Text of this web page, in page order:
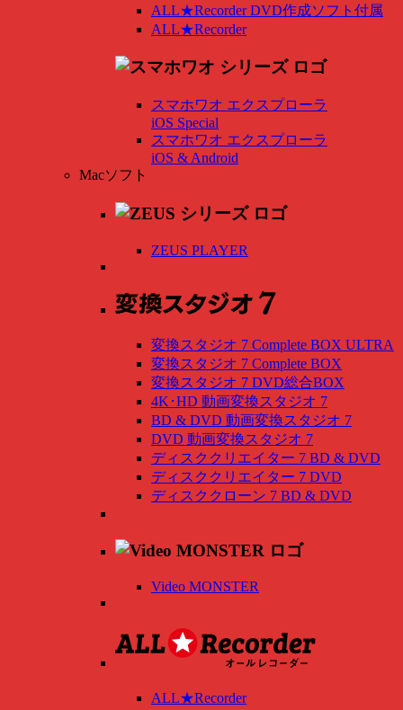
ALL★Recorder DVD作成ソフト付属
ALL★Recorder
スマホワオ エクスプローラ
iOS Special
スマホワオ エクスプローラ
iOS & Android
Macソフト
ZEUS PLAYER
変換スタジオ 7 Complete BOX ULTRA
変換スタジオ 7 Complete BOX
変換スタジオ 7 DVD総合BOX
4K･HD 動画変換スタジオ 7
BD & DVD 動画変換スタジオ 7
DVD 動画変換スタジオ 7
ディスククリエイター 7 BD & DVD
ディスククリエイター 7 DVD
ディスククローン 7 BD & DVD
Video MONSTER
ALL★Recorder